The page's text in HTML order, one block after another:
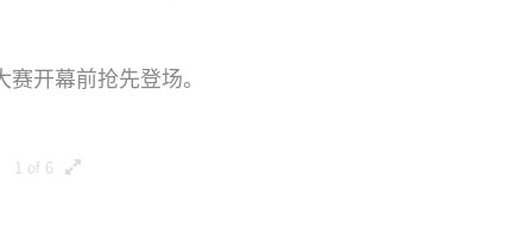
开幕前抢先登场。
1 of 6